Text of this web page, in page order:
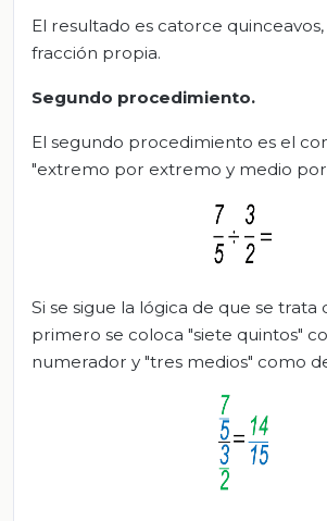
El resultado es catorce
fracción propia.
Segundo procedimiento.
El segundo procedimiento es el
"extremo por extremo y medio por
Si se sigue la lógica de que se trata
primero se coloca "siete quintos"
numerador y "tres medios" como